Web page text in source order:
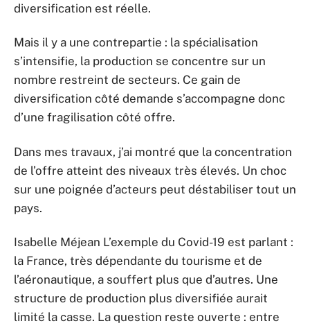
diversification est réelle.
Mais il y a une contrepartie : la spécialisation
s’intensifie, la production se concentre sur un
nombre restreint de secteurs. Ce gain de
diversification côté demande s’accompagne donc
d’une fragilisation côté offre.
Dans mes travaux, j’ai montré que la concentration
de l’offre atteint des niveaux très élevés. Un choc
sur une poignée d’acteurs peut déstabiliser tout un
pays.
Isabelle Méjean L’exemple du Covid-19 est parlant :
la France, très dépendante du tourisme et de
l’aéronautique, a souffert plus que d’autres. Une
structure de production plus diversifiée aurait
limité la casse. La question reste ouverte : entre